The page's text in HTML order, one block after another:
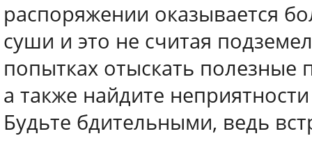
распоряжении оказывается
суши и это не считая
попытках отыскать
а также найдите
Будьте бдительными, ведь